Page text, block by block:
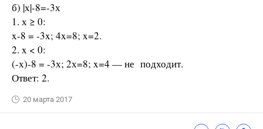
б) |х|-8=-3х
1. х ≥ 0:
x-8 = -3x; 4x=8; x=2.
2. x < 0:
(-х)-8 = -3х; 2х=8; x=4 — не подходит.
Ответ: 2.
20 марта 2017